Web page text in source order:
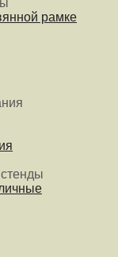
рамке